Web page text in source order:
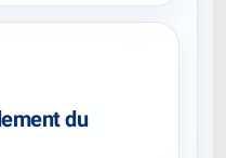
du